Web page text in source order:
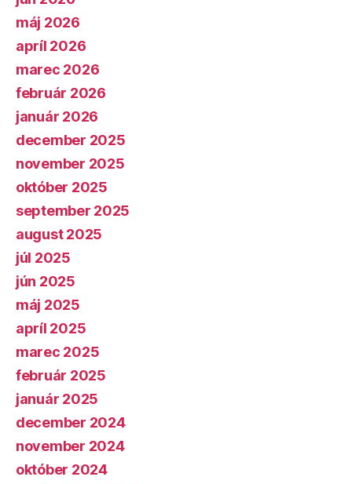
máj 2026
apríl 2026
marec 2026
február 2026
január 2026
december 2025
november 2025
október 2025
september 2025
august 2025
júl 2025
jún 2025
máj 2025
apríl 2025
marec 2025
február 2025
január 2025
december 2024
november 2024
október 2024